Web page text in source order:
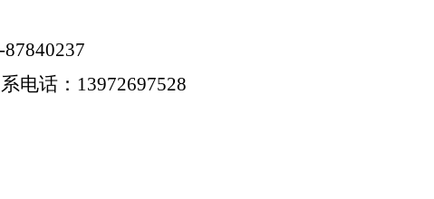
87840237
话：13972697528